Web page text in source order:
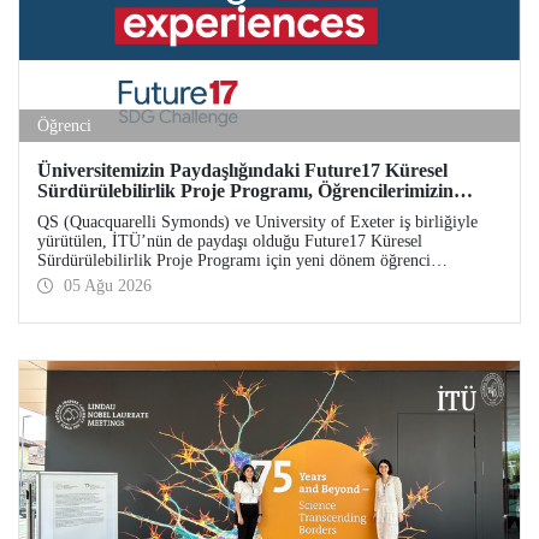
Öğrenci
Üniversitemizin Paydaşlığındaki Future17 Küresel
Sürdürülebilirlik Proje Programı, Öğrencilerimizin
Başvurularını Bekliyor
QS (Quacquarelli Symonds) ve University of Exeter iş birliğiyle
yürütülen, İTÜ’nün de paydaşı olduğu Future17 Küresel
Sürdürülebilirlik Proje Programı için yeni dönem öğrenci
başvuruları açıldı. Başvurular için son gün 31 Ağustos!
05 Ağu 2026